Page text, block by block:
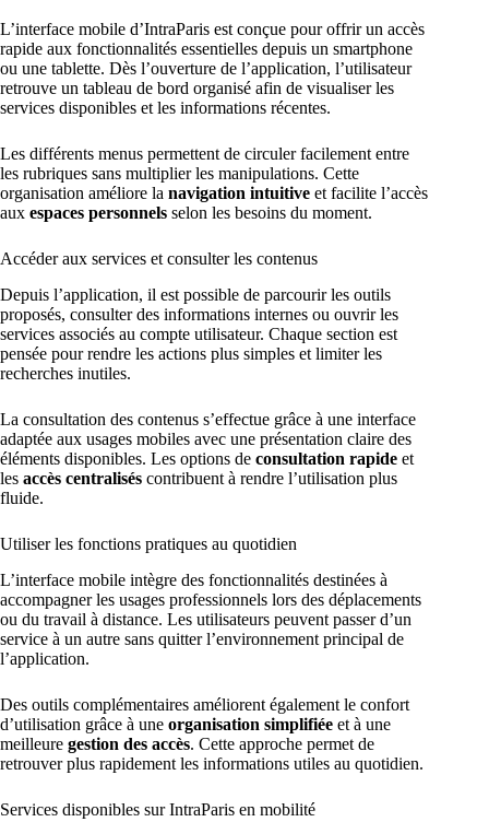
L’interface mobile d’IntraParis est conçue pour offrir un accès
rapide aux fonctionnalités essentielles depuis un smartphone
ou une tablette. Dès l’ouverture de l’application, l’utilisateur
retrouve un tableau de bord organisé afin de visualiser les
services disponibles et les informations récentes.
Les différents menus permettent de circuler facilement entre
les rubriques sans multiplier les manipulations. Cette
organisation améliore la navigation intuitive et facilite l’accès
aux espaces personnels selon les besoins du moment.
Accéder aux services et consulter les contenus
Depuis l’application, il est possible de parcourir les outils
proposés, consulter des informations internes ou ouvrir les
services associés au compte utilisateur. Chaque section est
pensée pour rendre les actions plus simples et limiter les
recherches inutiles.
La consultation des contenus s’effectue grâce à une interface
adaptée aux usages mobiles avec une présentation claire des
éléments disponibles. Les options de consultation rapide et
les accès centralisés contribuent à rendre l’utilisation plus
fluide.
Utiliser les fonctions pratiques au quotidien
L’interface mobile intègre des fonctionnalités destinées à
accompagner les usages professionnels lors des déplacements
ou du travail à distance. Les utilisateurs peuvent passer d’un
service à un autre sans quitter l’environnement principal de
l’application.
Des outils complémentaires améliorent également le confort
d’utilisation grâce à une organisation simplifiée et à une
meilleure gestion des accès. Cette approche permet de
retrouver plus rapidement les informations utiles au quotidien.
Services disponibles sur IntraParis en mobilité